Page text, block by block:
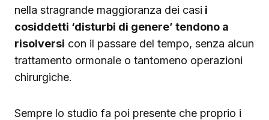
nella stragrande maggioranza dei casi i
cosiddetti ‘disturbi di genere’ tendono a
risolversi con il passare del tempo, senza alcun
trattamento ormonale o tantomeno operazioni
chirurgiche.
Sempre lo studio fa poi presente che proprio i